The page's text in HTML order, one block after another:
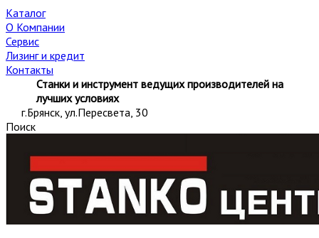
Каталог
О Компании
Сервис
Лизинг и кредит
Контакты
Станки и инструмент ведущих производителей на
лучших условиях
г.Брянск, ул.Пересвета, 30
Поиск